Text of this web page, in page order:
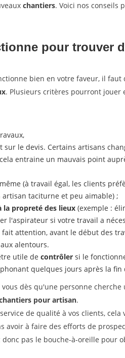
chantiers. Voici nos conseils
pour trouver
bien en votre faveur, il faut
. Plusieurs critères pourront jouer
sur le devis. Certains artisans
entraine un mauvais point
(à travail égal, les clients
taciturne et peu aimable) ;
la propreté des lieux (exemple :
l'aspirateur si votre travail a
attention, avant le début des
alentours.
utile de contrôler si le
quelques jours après la fin
dès qu'une personne cherche
pour artisan.
de qualité à vos clients, cela
avoir à faire des efforts de
pas le bouche-à-oreille pour